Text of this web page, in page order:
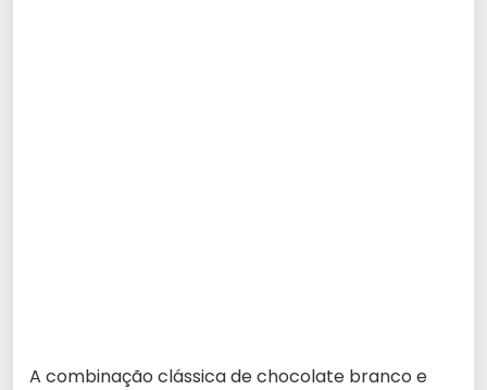
A combinação clássica de chocolate branco e